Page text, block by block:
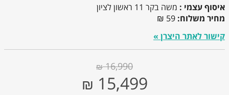
איסוף עצמי : משה בקר 11 ראשון לציון
מחיר משלוח: 59 ₪
קישור לאתר היצרן »
16,990
₪
15,499
₪